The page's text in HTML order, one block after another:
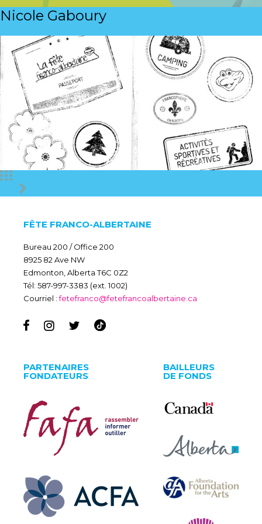
Nicole Gaboury
FÊTE FRANCO-ALBERTAINE
Bureau 200 / Office 200
8925 82 Ave NW
Edmonton, Alberta T6C 0Z2
Tél: 587-997-3383 (ext. 1002)
Courriel :fetefranco@fetefrancoalbertaine.ca
PARTENAIRES
FONDATEURS
BAILLEURS
DE FONDS
CONTACT